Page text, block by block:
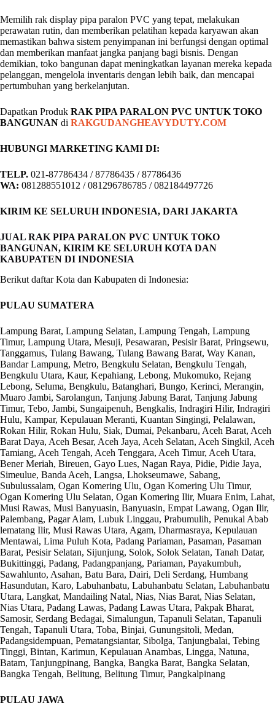
Memilih rak display pipa paralon PVC yang tepat, melakukan
perawatan rutin, dan memberikan pelatihan kepada karyawan akan
memastikan bahwa sistem penyimpanan ini berfungsi dengan optimal
dan memberikan manfaat jangka panjang bagi bisnis. Dengan
demikian, toko bangunan dapat meningkatkan layanan mereka kepada
pelanggan, mengelola inventaris dengan lebih baik, dan mencapai
pertumbuhan yang berkelanjutan.
Dapatkan Produk RAK PIPA PARALON PVC UNTUK TOKO
BANGUNAN di RAKGUDANGHEAVYDUTY.COM
HUBUNGI MARKETING KAMI DI:
TELP. 021-87786434 / 87786435 / 87786436
WA: 081288551012 / 081296786785 / 082184497726
KIRIM KE SELURUH INDONESIA, DARI JAKARTA
JUAL RAK PIPA PARALON PVC UNTUK TOKO
BANGUNAN, KIRIM KE SELURUH KOTA DAN
KABUPATEN DI INDONESIA
Berikut daftar Kota dan Kabupaten di Indonesia:
PULAU SUMATERA
Lampung Barat, Lampung Selatan, Lampung Tengah, Lampung
Timur, Lampung Utara, Mesuji, Pesawaran, Pesisir Barat, Pringsewu,
Tanggamus, Tulang Bawang, Tulang Bawang Barat, Way Kanan,
Bandar Lampung, Metro, Bengkulu Selatan, Bengkulu Tengah,
Bengkulu Utara, Kaur, Kepahiang, Lebong, Mukomuko, Rejang
Lebong, Seluma, Bengkulu, Batanghari, Bungo, Kerinci, Merangin,
Muaro Jambi, Sarolangun, Tanjung Jabung Barat, Tanjung Jabung
Timur, Tebo, Jambi, Sungaipenuh, Bengkalis, Indragiri Hilir, Indragiri
Hulu, Kampar, Kepulauan Meranti, Kuantan Singingi, Pelalawan,
Rokan Hilir, Rokan Hulu, Siak, Dumai, Pekanbaru, Aceh Barat, Aceh
Barat Daya, Aceh Besar, Aceh Jaya, Aceh Selatan, Aceh Singkil, Aceh
Tamiang, Aceh Tengah, Aceh Tenggara, Aceh Timur, Aceh Utara,
Bener Meriah, Bireuen, Gayo Lues, Nagan Raya, Pidie, Pidie Jaya,
Simeulue, Banda Aceh, Langsa, Lhokseumawe, Sabang,
Subulussalam, Ogan Komering Ulu, Ogan Komering Ulu Timur,
Ogan Komering Ulu Selatan, Ogan Komering Ilir, Muara Enim, Lahat,
Musi Rawas, Musi Banyuasin, Banyuasin, Empat Lawang, Ogan Ilir,
Palembang, Pagar Alam, Lubuk Linggau, Prabumulih, Penukal Abab
lematang Ilir, Musi Rawas Utara, Agam, Dharmasraya, Kepulauan
Mentawai, Lima Puluh Kota, Padang Pariaman, Pasaman, Pasaman
Barat, Pesisir Selatan, Sijunjung, Solok, Solok Selatan, Tanah Datar,
Bukittinggi, Padang, Padangpanjang, Pariaman, Payakumbuh,
Sawahlunto, Asahan, Batu Bara, Dairi, Deli Serdang, Humbang
Hasundutan, Karo, Labuhanbatu, Labuhanbatu Selatan, Labuhanbatu
Utara, Langkat, Mandailing Natal, Nias, Nias Barat, Nias Selatan,
Nias Utara, Padang Lawas, Padang Lawas Utara, Pakpak Bharat,
Samosir, Serdang Bedagai, Simalungun, Tapanuli Selatan, Tapanuli
Tengah, Tapanuli Utara, Toba, Binjai, Gunungsitoli, Medan,
Padangsidempuan, Pematangsiantar, Sibolga, Tanjungbalai, Tebing
Tinggi, Bintan, Karimun, Kepulauan Anambas, Lingga, Natuna,
Batam, Tanjungpinang, Bangka, Bangka Barat, Bangka Selatan,
Bangka Tengah, Belitung, Belitung Timur, Pangkalpinang
PULAU JAWA